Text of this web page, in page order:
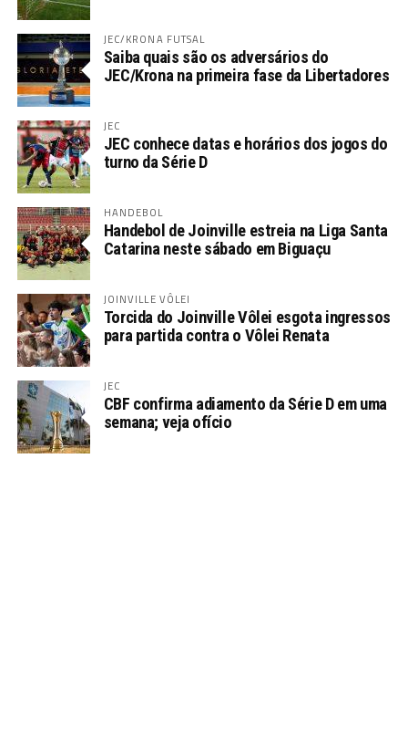
JEC/KRONA FUTSAL
Saiba quais são os adversários do
JEC/Krona na primeira fase da Libertadores
JEC
JEC conhece datas e horários dos jogos do
turno da Série D
HANDEBOL
Handebol de Joinville estreia na Liga Santa
Catarina neste sábado em Biguaçu
JOINVILLE VÔLEI
Torcida do Joinville Vôlei esgota ingressos
para partida contra o Vôlei Renata
JEC
CBF confirma adiamento da Série D em uma
semana; veja ofício